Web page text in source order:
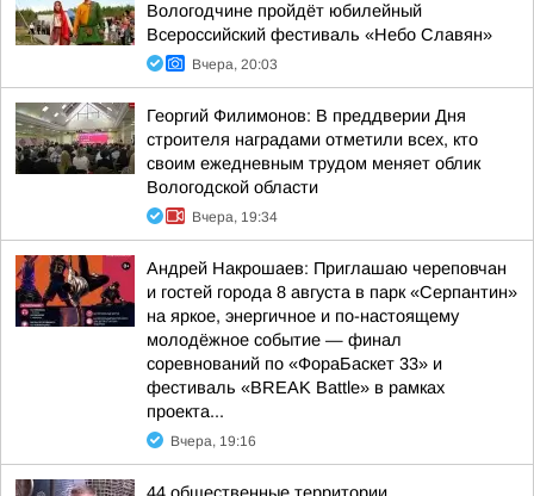
Вологодчине пройдёт юбилейный
Всероссийский фестиваль «Небо Славян»
Вчера, 20:03
Георгий Филимонов: В преддверии Дня
строителя наградами отметили всех, кто
своим ежедневным трудом меняет облик
Вологодской области
Вчера, 19:34
Андрей Накрошаев: Приглашаю череповчан
и гостей города 8 августа в парк «Серпантин»
на яркое, энергичное и по-настоящему
молодёжное событие — финал
соревнований по «ФораБаскет 33» и
фестиваль «BREAK Battle» в рамках
проекта...
Вчера, 19:16